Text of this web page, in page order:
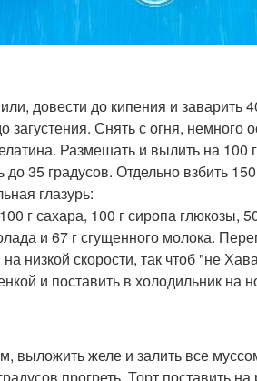
довести до кипения и заварить
Снять с огня, немного
Размешать и вылить на 100
35 градусов. Отдельно взбить
глазурь:
г сахара, 100 г сиропа глюкозы,
и 67 г сгущенного молока.
низкой скорости, так чтоб "не
и поставить в холодильник на
выложить желе и залить все